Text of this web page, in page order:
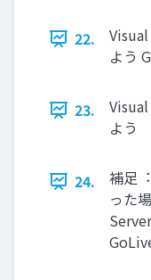
22.
よう
23.
よう
24.
補⾜
った